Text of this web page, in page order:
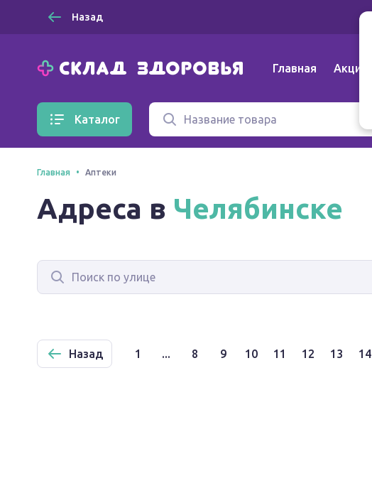
Назад
Главная Акции
Каталог
Главная Аптеки
Адреса в Челябинске
Назад 1 ... 8 9 10 11 12 13 14